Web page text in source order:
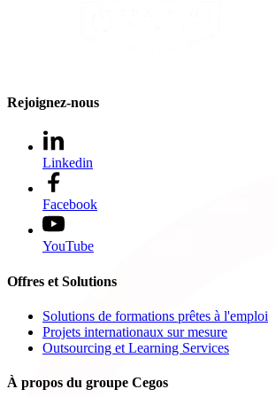
Rejoignez-nous
Linkedin
Facebook
YouTube
Offres et Solutions
Solutions de formations prêtes à l'emploi
Projets internationaux sur mesure
Outsourcing et Learning Services
À propos du groupe Cegos